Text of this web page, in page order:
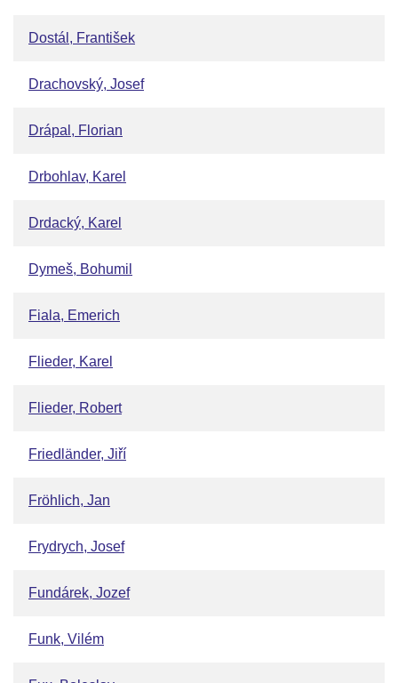
Dostál, František
Drachovský, Josef
Drápal, Florian
Drbohlav, Karel
Drdacký, Karel
Dymeš, Bohumil
Fiala, Emerich
Flieder, Karel
Flieder, Robert
Friedländer, Jiří
Fröhlich, Jan
Frydrych, Josef
Fundárek, Jozef
Funk, Vilém